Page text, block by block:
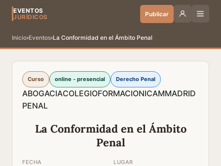
EVENTOS
JURÍDICOS
Publicar
Inicio›Eventos›La Conformidad en el Ámbito Penal
Curso online - presencial Derecho Penal
ABOGACIACOLEGIOFORMACIONICAMMADRID
PENAL
La Conformidad en el Ámbito
Penal
FECHA LUGAR